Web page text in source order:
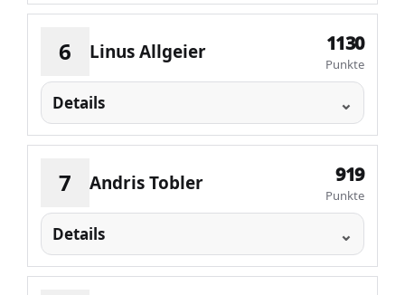
6 Linus Allgeier 1130
Punkte
Details
7 Andris Tobler 919
Punkte
Details